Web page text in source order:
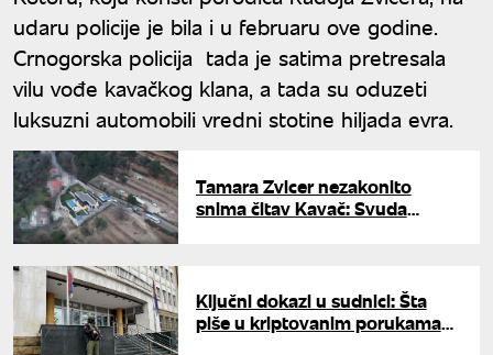
udaru policije je bila i u februaru ove godine.
Crnogorska policija tada je satima pretresala
vilu vođe kavačkog klana, a tada su oduzeti
luksuzni automobili vredni stotine hiljada evra.
Tamara Zvicer nezakonito
snima čitav Kavač: Svuda
Ključni dokazi u sudnici: Šta
piše u kriptovanim porukama